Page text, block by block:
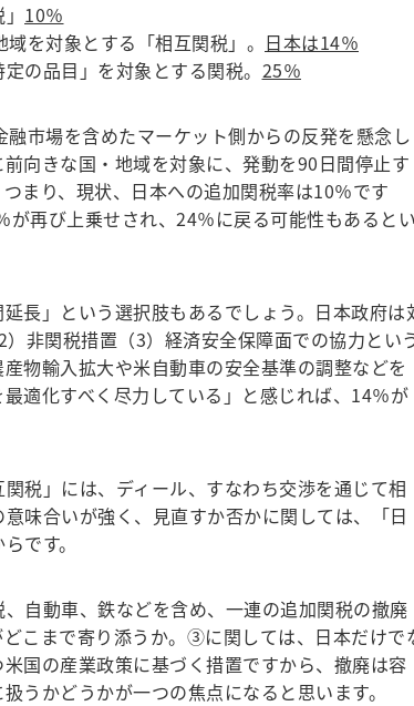
10％
を対象とする「相互関税」。 日本は14％
品目」を対象とする関税。 25％
市場を含めたマーケット側からの反発を懸念し
向きな国・地域を対象に、発動を90日間停止す
まり、現状、日本への追加関税率は10％です
再び上乗せされ、24％に戻る可能性もあると
長」という選択肢もあるでしょう。日本政府は
非関税措置（3）経済安全保障面での協力とい
物輸入拡大や米自動車の安全基準の調整などを
適化すべく尽力している」と感じれば、14％が
税」には、ディール、すなわち交渉を通じて相
味合いが強く、見直すか否かに関しては、「日
です。
自動車、鉄などを含め、一連の追加関税の撤廃
こまで寄り添うか。③に関しては、日本だけで
国の産業政策に基づく措置ですから、撤廃は容
うかどうかが一つの焦点になると思います。